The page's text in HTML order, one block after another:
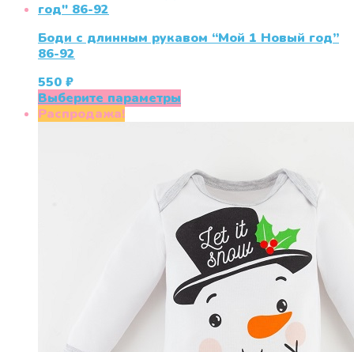
странице
товара.
вариаций.
выбрать
на
Боди с длинным рукавом “Мой 1 Новый год”
86-92
550 ₽
Выберите параметры
Опции
можно
выбрать
на
странице
товара.
Распродажа!